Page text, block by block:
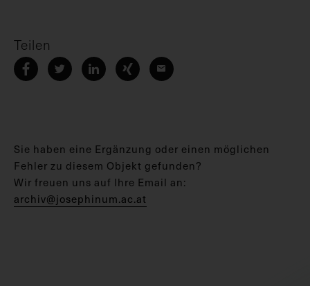
Teilen
Sie haben eine Ergänzung oder einen möglichen
Fehler zu diesem Objekt gefunden?
Wir freuen uns auf Ihre Email an:
archiv@josephinum.ac.at